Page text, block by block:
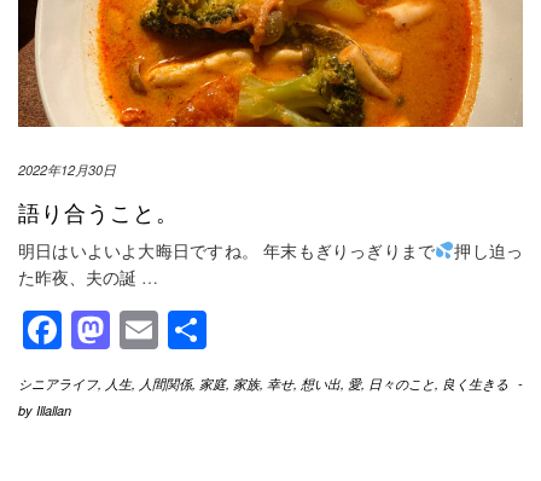
2022年12月30日
語り合うこと。
明日はいよいよ大晦日ですね。 年末もぎりっぎりまで
押し迫っ
た昨夜、夫の誕 …
Facebook
Mastodon
Email
有
シニアライフ, 人生, 人間関係, 家庭, 家族, 幸せ, 想い出, 愛, 日々のこと, 良く生きる -
by Illallan